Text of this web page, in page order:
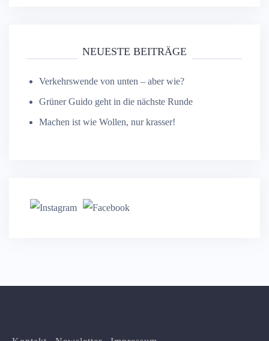
NEUESTE BEITRÄGE
Verkehrswende von unten – aber wie?
Grüner Guido geht in die nächste Runde
Machen ist wie Wollen, nur krasser!